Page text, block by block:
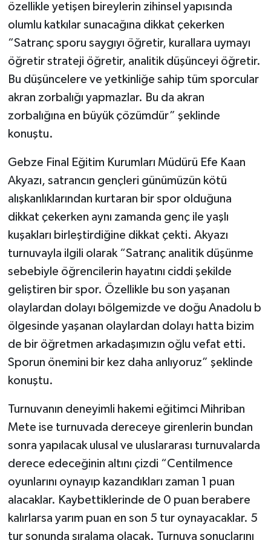
özellikle yetişen bireylerin zihinsel yapısında
olumlu katkılar sunacağına dikkat çekerken
“Satranç sporu saygıyı öğretir, kurallara uymayı
öğretir strateji öğretir, analitik düşünceyi öğretir.
Bu düşüncelere ve yetkinliğe sahip tüm sporcular
akran zorbalığı yapmazlar. Bu da akran
zorbalığına en büyük çözümdür” şeklinde
konuştu.
Gebze Final Eğitim Kurumları Müdürü Efe Kaan
Akyazı, satrancın gençleri günümüzün kötü
alışkanlıklarından kurtaran bir spor olduğuna
dikkat çekerken aynı zamanda genç ile yaşlı
kuşakları birleştirdiğine dikkat çekti. Akyazı
turnuvayla ilgili olarak “Satranç analitik düşünme
sebebiyle öğrencilerin hayatını ciddi şekilde
geliştiren bir spor. Özellikle bu son yaşanan
olaylardan dolayı bölgemizde ve doğu Anadolu b
ölgesinde yaşanan olaylardan dolayı hatta bizim
de bir öğretmen arkadaşımızın oğlu vefat etti.
Sporun önemini bir kez daha anlıyoruz” şeklinde
konuştu.
Turnuvanın deneyimli hakemi eğitimci Mihriban
Mete ise turnuvada dereceye girenlerin bundan
sonra yapılacak ulusal ve uluslararası turnuvalarda
derece edeceğinin altını çizdi “Centilmence
oyunlarını oynayıp kazandıkları zaman 1 puan
alacaklar. Kaybettiklerinde de 0 puan berabere
kalırlarsa yarım puan en son 5 tur oynayacaklar. 5
tur sonunda sıralama olacak. Turnuva sonuçlarını